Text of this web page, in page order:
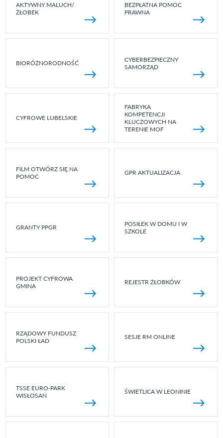
AKTYWNY MALUCH/
ŻŁOBEK
BEZPŁATNA POMOC
PRAWNA
BIORÓŻNORODNOŚĆ
CYBERBEZPIECZNY
SAMORZĄD
CYFROWE LUBELSKIE
FABRYKA
KOMPETENCJI
KLUCZOWYCH NA
TERENIE MOF
FILM OTWÓRZ SIĘ NA
POMOC
GPR AKTUALIZACJA
GRANTY PPGR
POSIŁEK W DOMU I W
SZKOLE
PROJEKT CYFROWA
GMINA
REJESTR ŻŁOBKÓW
RZĄDOWY FUNDUSZ
POLSKI ŁAD
SESJE RM ONLINE
TSSE EURO-PARK
WISŁOSAN
ŚWIETLICA W LEONINIE